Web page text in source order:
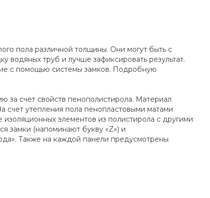
пола различной толщины. Они могут быть с
труб и лучше зафиксировать результат.
с помощью системы замков. Подробную
за счет свойств пенополистирола. Материал
счет утепления пола пенопластовыми матами
элементов из полистирола с другими
замки (напоминают букву «Z») и
Также на каждой панели предусмотрены